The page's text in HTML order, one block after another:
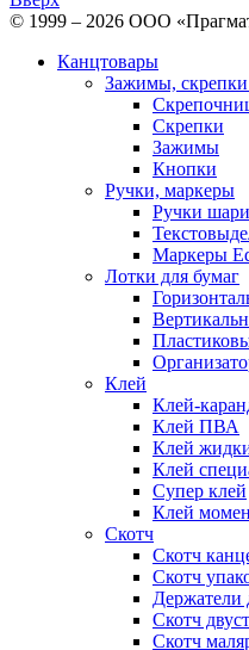
© 1999 – 2026 ООО
Канцтовары
Зажимы,
Скрепки
Зажимы
Кнопки
Ручки, маркеры
Ручки
Маркеры
Лотки для бумаг
Клей
Клей-
Клей ПВА
Клей
Клей
Супер клей
Клей
Скотч
Скотч
Скотч
Держатели
Скотч
Скотч